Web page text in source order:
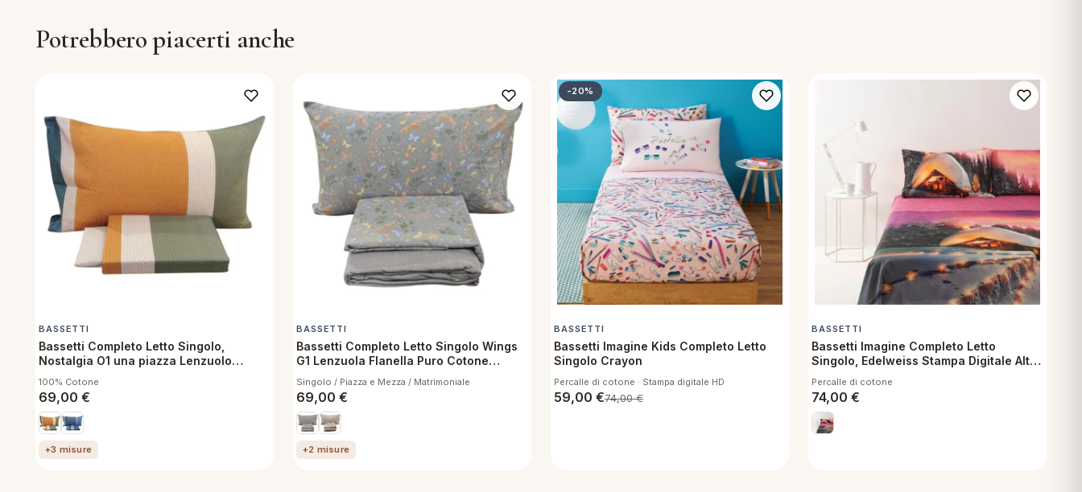
Potrebbero piacerti anche
BASSETTI
Bassetti Completo Letto Singolo,
Nostalgia O1 una piazza Lenzuolo
100% Cotone
69,00 €
+3 misure
BASSETTI
Bassetti Completo Letto Singolo Wings
G1 Lenzuola Flanella Puro Cotone
Antipilling
Singolo / Piazza e Mezza / Matrimoniale
69,00 €
+2 misure
-20%
BASSETTI
Bassetti Imagine Kids Completo Letto
Singolo Crayon
Percalle di cotone · Stampa digitale HD
59,00 €74,00€
BASSETTI
Bassetti Imagine Completo Letto
Singolo, Edelweiss Stampa Digitale Alta
sotto con angoli, 1 Federa
Percalle di cotone
74,00 €